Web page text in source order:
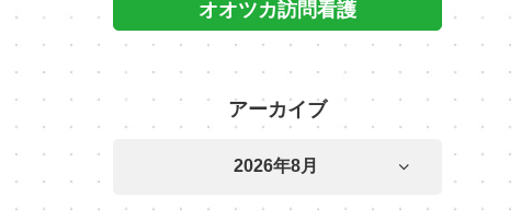
オオツカ訪問看護
アーカイブ